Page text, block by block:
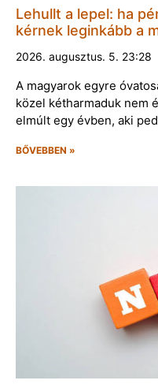
Lehullt a lepel: ha
kérnek leginkább a
2026. augusztus. 5. 23:28
A magyarok egyre
közel kétharmaduk nem
elmúlt egy évben, aki
BŐVEBBEN »